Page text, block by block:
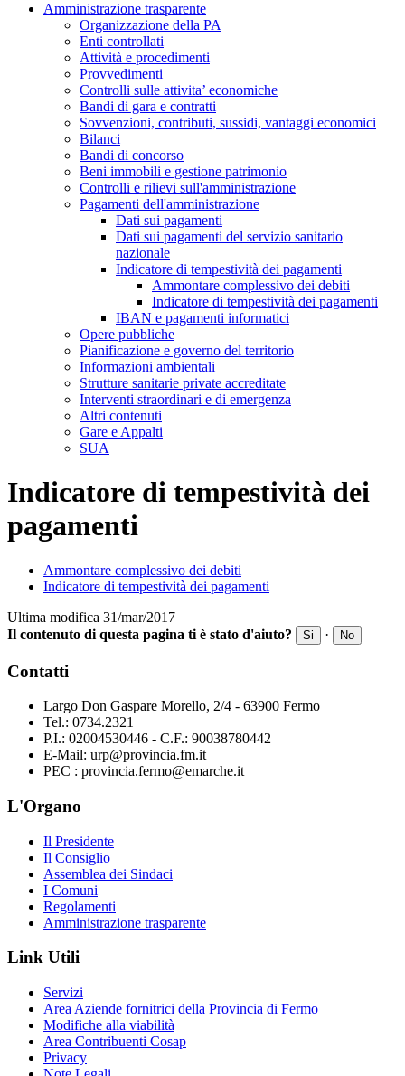
Amministrazione trasparente
Organizzazione della PA
Enti controllati
Attività e procedimenti
Provvedimenti
Controlli sulle attivita’ economiche
Bandi di gara e contratti
Sovvenzioni, contributi, sussidi, vantaggi economici
Bilanci
Bandi di concorso
Beni immobili e gestione patrimonio
Controlli e rilievi sull'amministrazione
Pagamenti dell'amministrazione
Dati sui pagamenti
Dati sui pagamenti del servizio sanitario
nazionale
Indicatore di tempestività dei pagamenti
Ammontare complessivo dei debiti
Indicatore di tempestività dei pagamenti
IBAN e pagamenti informatici
Opere pubbliche
Pianificazione e governo del territorio
Informazioni ambientali
Strutture sanitarie private accreditate
Interventi straordinari e di emergenza
Altri contenuti
Gare e Appalti
SUA
Indicatore di tempestività dei
pagamenti
Ammontare complessivo dei debiti
Indicatore di tempestività dei pagamenti
Ultima modifica 31/mar/2017
Il contenuto di questa pagina ti è stato d'aiuto?
Si · No
Contatti
Largo Don Gaspare Morello, 2/4 - 63900 Fermo
Tel.: 0734.2321
P.I.: 02004530446 - C.F.: 90038780442
E-Mail: urp@provincia.fm.it
PEC : provincia.fermo@emarche.it
L'Organo
Il Presidente
Il Consiglio
Assemblea dei Sindaci
I Comuni
Regolamenti
Amministrazione trasparente
Link Utili
Servizi
Area Aziende fornitrici della Provincia di Fermo
Modifiche alla viabilità
Area Contribuenti Cosap
Privacy